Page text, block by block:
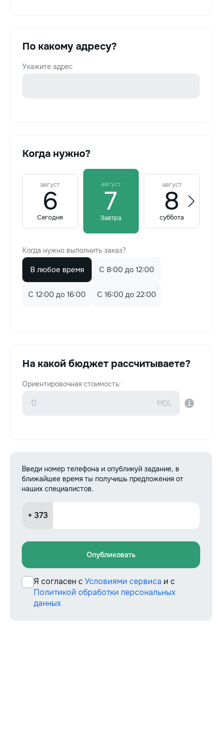
По какому адресу?
Укажите адрес
Когда нужно?
август
6
Сегодня
август
7
Завтра
август
8
суббота
Когда нужно выполнить заказ?
В любое время C 8:00 до 12:00
C 12:00 до 16:00 C 16:00 до 22:00
На какой бюджет рассчитываете?
Ориентировочная стоимость:
Введи номер телефона и опубликуй задание, в
ближайшее время ты получишь предложения от
наших специалистов.
+ 373
Опубликовать
Я согласен с Условиями сервиса и с
Политикой обработки персональных
данных